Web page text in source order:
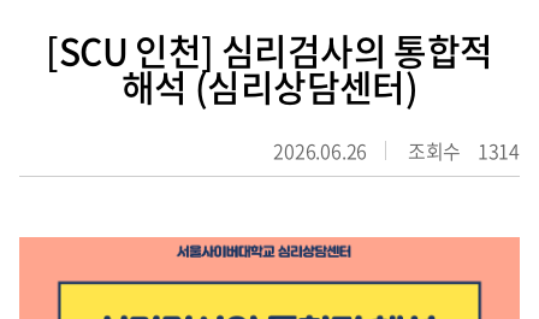
[SCU 인천] 심리검사의 통합적
해석 (심리상담센터)
2026.06.26 조회수 1314